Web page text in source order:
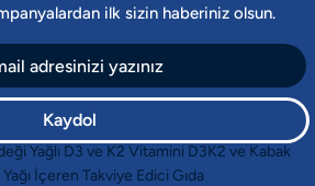
ilk sizin haberiniz olsun.
Kaydol